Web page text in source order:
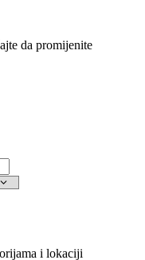
da promijenite
i lokaciji